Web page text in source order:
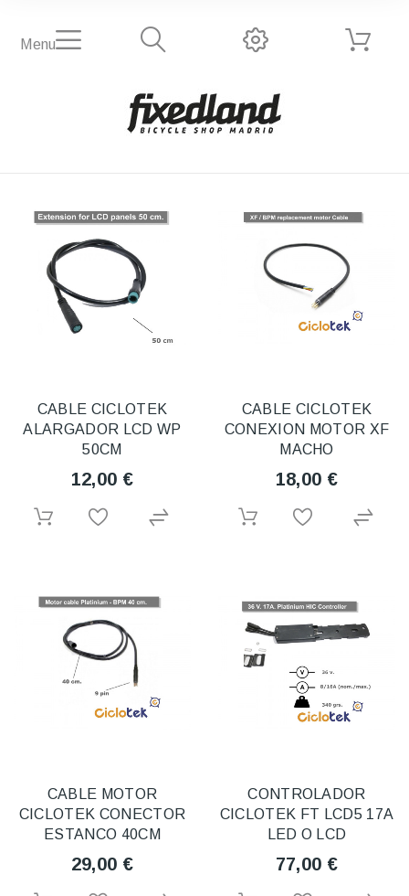
Menu
CABLE CICLOTEK
ALARGADOR LCD WP
50CM
12,00 €
CABLE CICLOTEK
CONEXION MOTOR XF
MACHO
18,00 €
CABLE MOTOR
CICLOTEK CONECTOR
ESTANCO 40CM
29,00 €
CONTROLADOR
CICLOTEK FT LCD5 17A
LED O LCD
77,00 €